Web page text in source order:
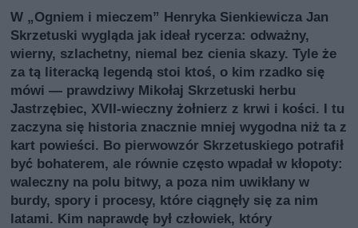
W „Ogniem i mieczem” Henryka Sienkiewicza Jan
Skrzetuski wygląda jak ideał rycerza: odważny,
wierny, szlachetny, niemal bez cienia skazy. Tyle że
za tą literacką legendą stoi ktoś, o kim rzadko się
mówi — prawdziwy Mikołaj Skrzetuski herbu
Jastrzębiec, XVII‑wieczny żołnierz z krwi i kości. I tu
zaczyna się historia znacznie mniej wygodna niż ta z
kart powieści. Bo pierwowzór Skrzetuskiego potrafił
być bohaterem, ale równie często wpadał w kłopoty:
waleczny na polu bitwy, a poza nim uwikłany w
burdy, spory i procesy, które ciągnęły się za nim
latami. Kim naprawdę był człowiek, który